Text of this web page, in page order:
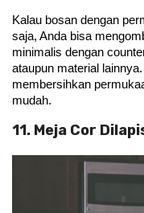
Kalau bosan dengan
saja, Anda bisa
minimalis dengan
ataupun material
membersihkan
mudah.
11. Meja Cor